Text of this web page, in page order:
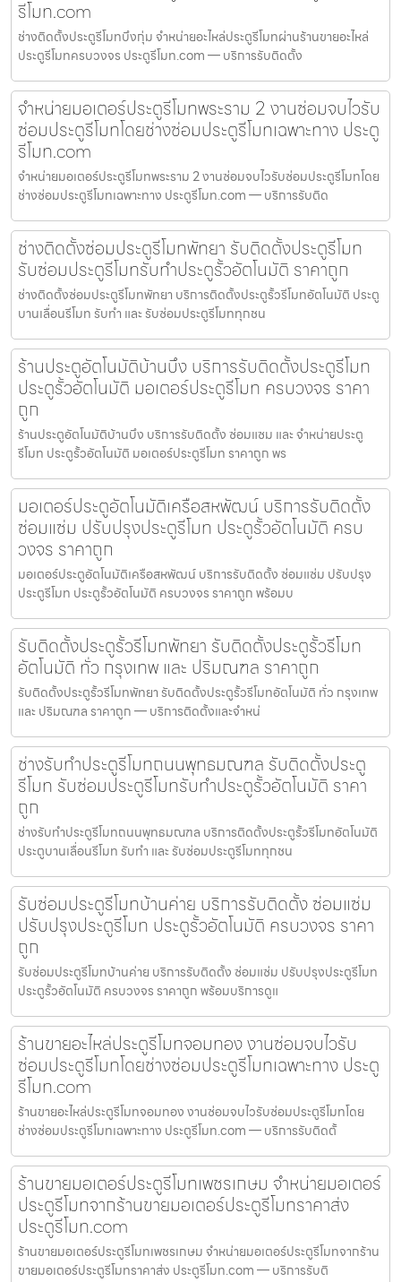
รีโมท.com
ช่างติดตั้งประตูรีโมทบึงกุ่ม จำหน่ายอะไหล่ประตูรีโมทผ่านร้านขายอะไหล่
ประตูรีโมทครบวงจร ประตูรีโมท.com — บริการรับติดตั้ง
จำหน่ายมอเตอร์ประตูรีโมทพระราม 2 งานซ่อมจบไวรับ
ซ่อมประตูรีโมทโดยช่างซ่อมประตูรีโมทเฉพาะทาง ประตู
รีโมท.com
จำหน่ายมอเตอร์ประตูรีโมทพระราม 2 งานซ่อมจบไวรับซ่อมประตูรีโมทโดย
ช่างซ่อมประตูรีโมทเฉพาะทาง ประตูรีโมท.com — บริการรับติด
ช่างติดตั้งซ่อมประตูรีโมทพัทยา รับติดตั้งประตูรีโมท
รับซ่อมประตูรีโมทรับทำประตูรั้วอัตโนมัติ ราคาถูก
ช่างติดตั้งซ่อมประตูรีโมทพัทยา บริการติดตั้งประตูรั้วรีโมทอัตโนมัติ ประตู
บานเลื่อนรีโมท รับทำ และ รับซ่อมประตูรีโมททุกชน
ร้านประตูอัตโนมัติบ้านบึง บริการรับติดตั้งประตูรีโมท
ประตูรั้วอัตโนมัติ มอเตอร์ประตูรีโมท ครบวงจร ราคา
ถูก
ร้านประตูอัตโนมัติบ้านบึง บริการรับติดตั้ง ซ่อมแซม และ จำหน่ายประตู
รีโมท ประตูรั้วอัตโนมัติ มอเตอร์ประตูรีโมท ราคาถูก พร
มอเตอร์ประตูอัตโนมัติเครือสหพัฒน์ บริการรับติดตั้ง
ซ่อมแซ่ม ปรับปรุงประตูรีโมท ประตูรั้วอัตโนมัติ ครบ
วงจร ราคาถูก
มอเตอร์ประตูอัตโนมัติเครือสหพัฒน์ บริการรับติดตั้ง ซ่อมแซ่ม ปรับปรุง
ประตูรีโมท ประตูรั้วอัตโนมัติ ครบวงจร ราคาถูก พร้อมบ
รับติดตั้งประตูรั้วรีโมทพัทยา รับติดตั้งประตูรั้วรีโมท
อัตโนมัติ ทั่ว กรุงเทพ และ ปริมณฑล ราคาถูก
รับติดตั้งประตูรั้วรีโมทพัทยา รับติดตั้งประตูรั้วรีโมทอัตโนมัติ ทั่ว กรุงเทพ
และ ปริมณฑล ราคาถูก — บริการติดตั้งและจำหน่
ช่างรับทำประตูรีโมทถนนพุทธมณฑล รับติดตั้งประตู
รีโมท รับซ่อมประตูรีโมทรับทำประตูรั้วอัตโนมัติ ราคา
ถูก
ช่างรับทำประตูรีโมทถนนพุทธมณฑล บริการติดตั้งประตูรั้วรีโมทอัตโนมัติ
ประตูบานเลื่อนรีโมท รับทำ และ รับซ่อมประตูรีโมททุกชน
รับซ่อมประตูรีโมทบ้านค่าย บริการรับติดตั้ง ซ่อมแซ่ม
ปรับปรุงประตูรีโมท ประตูรั้วอัตโนมัติ ครบวงจร ราคา
ถูก
รับซ่อมประตูรีโมทบ้านค่าย บริการรับติดตั้ง ซ่อมแซ่ม ปรับปรุงประตูรีโมท
ประตูรั้วอัตโนมัติ ครบวงจร ราคาถูก พร้อมบริการดูแ
ร้านขายอะไหล่ประตูรีโมทจอมทอง งานซ่อมจบไวรับ
ซ่อมประตูรีโมทโดยช่างซ่อมประตูรีโมทเฉพาะทาง ประตู
รีโมท.com
ร้านขายอะไหล่ประตูรีโมทจอมทอง งานซ่อมจบไวรับซ่อมประตูรีโมทโดย
ช่างซ่อมประตูรีโมทเฉพาะทาง ประตูรีโมท.com — บริการรับติดตั้
ร้านขายมอเตอร์ประตูรีโมทเพชรเกษม จำหน่ายมอเตอร์
ประตูรีโมทจากร้านขายมอเตอร์ประตูรีโมทราคาส่ง
ประตูรีโมท.com
ร้านขายมอเตอร์ประตูรีโมทเพชรเกษม จำหน่ายมอเตอร์ประตูรีโมทจากร้าน
ขายมอเตอร์ประตูรีโมทราคาส่ง ประตูรีโมท.com — บริการรับติ